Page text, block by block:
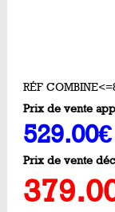
RÉF
Prix de vente
529.00€
Prix de vente